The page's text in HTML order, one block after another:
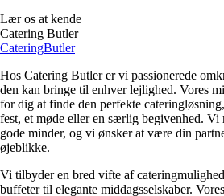
Lær os at kende
Catering Butler
CateringButler
Hos Catering Butler er vi passionerede
den kan bringe til enhver lejlighed. Vores
for dig at finde den perfekte
fest, et møde eller en særlig begivenhed. Vi
gode minder, og vi ønsker at være din
øjeblikke.
Vi tilbyder en bred vifte af
buffeter til elegante middagsselskaber.